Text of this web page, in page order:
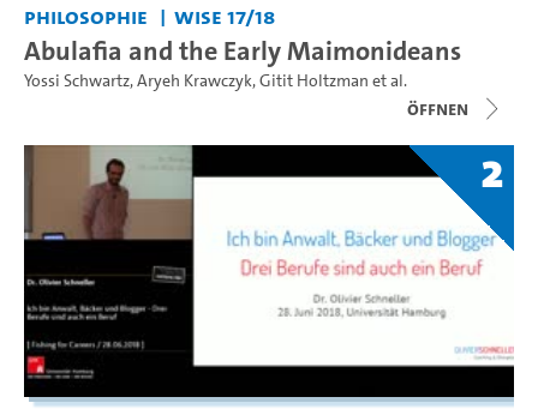
Philosophie WiSe 17/18
Abulafia and the Early Maimonideans
Yossi Schwartz,Aryeh Krawczyk,Gitit Holtzman et al.
Öffnen
2